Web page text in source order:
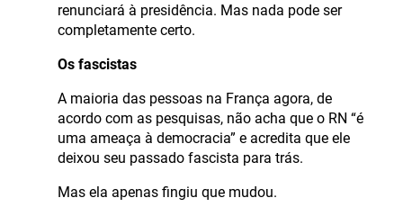
renunciará à presidência. Mas nada pode ser
completamente certo.
Os fascistas
A maioria das pessoas na França agora, de
acordo com as pesquisas, não acha que o RN “é
uma ameaça à democracia” e acredita que ele
deixou seu passado fascista para trás.
Mas ela apenas fingiu que mudou.